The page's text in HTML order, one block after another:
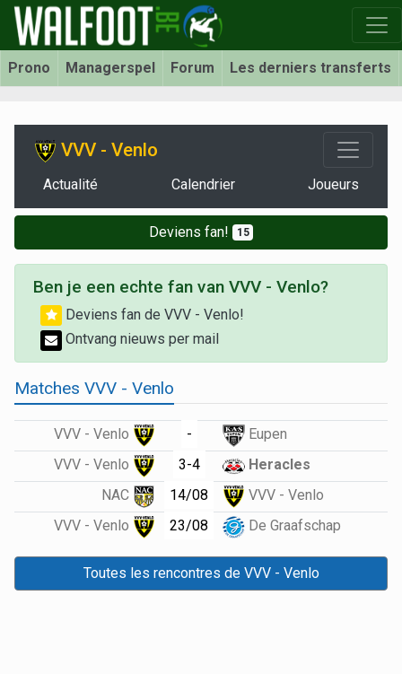
Prono Managerspel Forum Les derniers transferts
VVV - Venlo
Actualité Calendrier Joueurs
Deviens fan! 15
Ben je een echte fan van VVV - Venlo?
Deviens fan de VVV - Venlo!
Ontvang nieuws per mail
Matches VVV - Venlo
VVV - Venlo -
Eupen
VVV - Venlo
3-4
Heracles
NAC
14/08
VVV - Venlo
VVV - Venlo
23/08 De Graafschap
Toutes les rencontres de VVV - Venlo